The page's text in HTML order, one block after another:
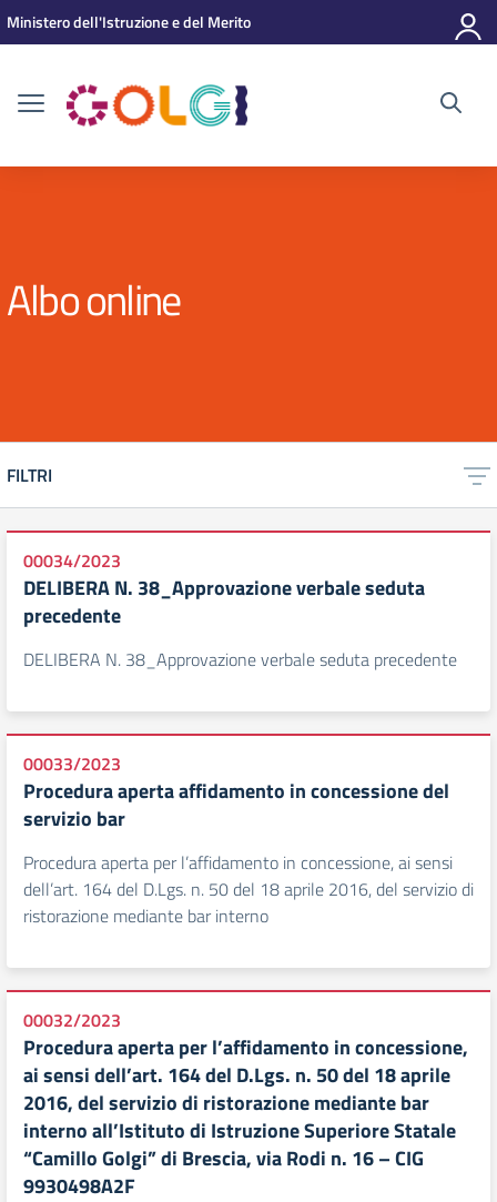
Vai ai contenuti
Vai al menu di navigazione
Vai al footer
Ministero dell'Istruzione e del Merito
Albo online
FILTRI
00034/2023
DELIBERA N. 38_Approvazione verbale seduta
precedente
DELIBERA N. 38_Approvazione verbale seduta precedente
00033/2023
Procedura aperta affidamento in concessione del
servizio bar
Procedura aperta per l’affidamento in concessione, ai sensi
dell’art. 164 del D.Lgs. n. 50 del 18 aprile 2016, del servizio di
ristorazione mediante bar interno
00032/2023
Procedura aperta per l’affidamento in concessione,
ai sensi dell’art. 164 del D.Lgs. n. 50 del 18 aprile
2016, del servizio di ristorazione mediante bar
interno all’Istituto di Istruzione Superiore Statale
“Camillo Golgi” di Brescia, via Rodi n. 16 – CIG
9930498A2F